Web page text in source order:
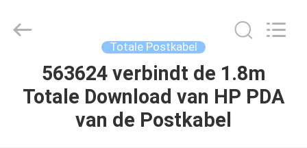
HUIS
PRODUCTEN
Co.,Ltd.
Totale Postkabel
563624 verbindt de 1.8m
Totale Download van HP PDA
van de Postkabel